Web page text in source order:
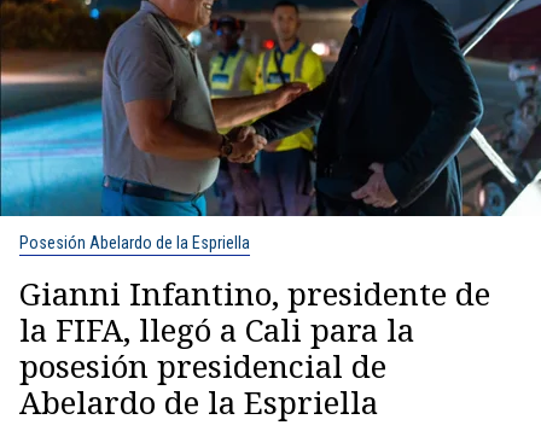
Posesión Abelardo de la Espriella
Gianni Infantino, presidente de
la FIFA, llegó a Cali para la
posesión presidencial de
Abelardo de la Espriella